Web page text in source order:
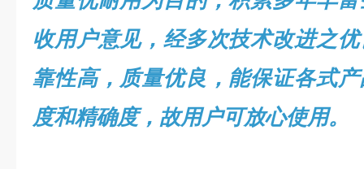
收用户意见，经多次技术改进之
靠性高，质量优良，能保证各式
度和精确度，故用户可放心使用。